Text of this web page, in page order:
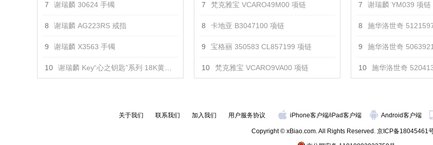
7 谢瑞麟 30624 手镯
8 谢瑞麟 AG223RS 戒指
9 谢瑞麟 X3563 手镯
10 谢瑞麟 Key“心之钥匙”系列 18K黄金及白色黄金配镶黄色及白色钻石吊坠（小） 吊坠
7 梵克雅宝 VCARO49M00 项链
8 卡地亚 B3047100 项链
9 宝格丽 350583 CL857199 项链
10 梵克雅宝 VCARO9VA00 项链
7 谢瑞麟 YM039 项链
8 施华洛世奇
9 施华洛世奇
10 施华洛世奇
关于我们 联系我们 加入我们 用户服务协议 iPhone客户端/iPad客户端 Android客户端
Copyright © xBiao.com. All Rights Reserved. 京ICP备18045461